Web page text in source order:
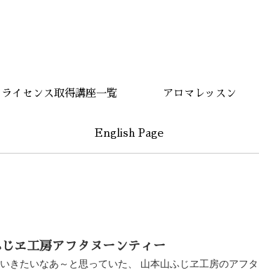
ライセンス取得講座一覧 アロマレッスン
English Page
ヱ工房アフタヌーンティー
きたいなあ～と思っていた、 山本山ふじヱ工房のアフタ